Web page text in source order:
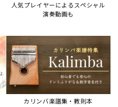
人気プレイヤーによるスペシャル
演奏動画も
カリンバ楽譜集・教則本